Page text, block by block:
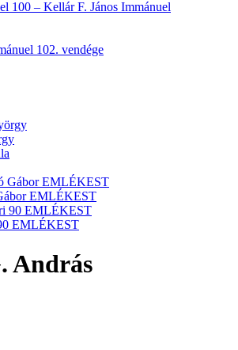
100 – Kellár F. János Immánuel
EMLÉKEST
EMLÉKEST
András